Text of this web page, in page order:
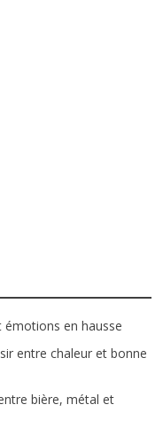
émotions en hausse
entre chaleur et bonne
bière, métal et